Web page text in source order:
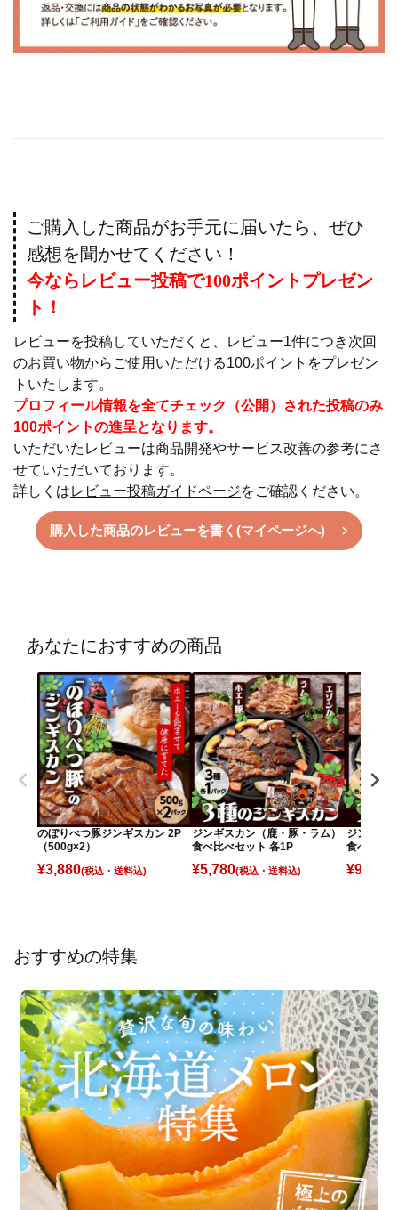
ご購入した商品がお手元に届いたら、ぜひ
感想を聞かせてください！
今ならレビュー投稿で100ポイントプレゼン
ト！
レビューを投稿していただくと、レビュー1件につき次回
のお買い物からご使用いただける100ポイントをプレゼン
トいたします。
プロフィール情報を全てチェック（公開）された投稿のみ
100ポイントの進呈となります。
いただいたレビューは商品開発やサービス改善の参考にさ
せていただいております。
詳しくはレビュー投稿ガイドページをご確認ください。
購入した商品のレビューを書く(マイページへ)
あなたにおすすめの商品
のぼりべつ豚ジンギスカン 2P
（500g×2）
¥3,880(税込)
ジンギスカン（鹿・豚・ラム）
食べ比べセット 各1P
¥5,780(税込)
ジンギス
食べ比べ
¥9,880
おすすめの特集